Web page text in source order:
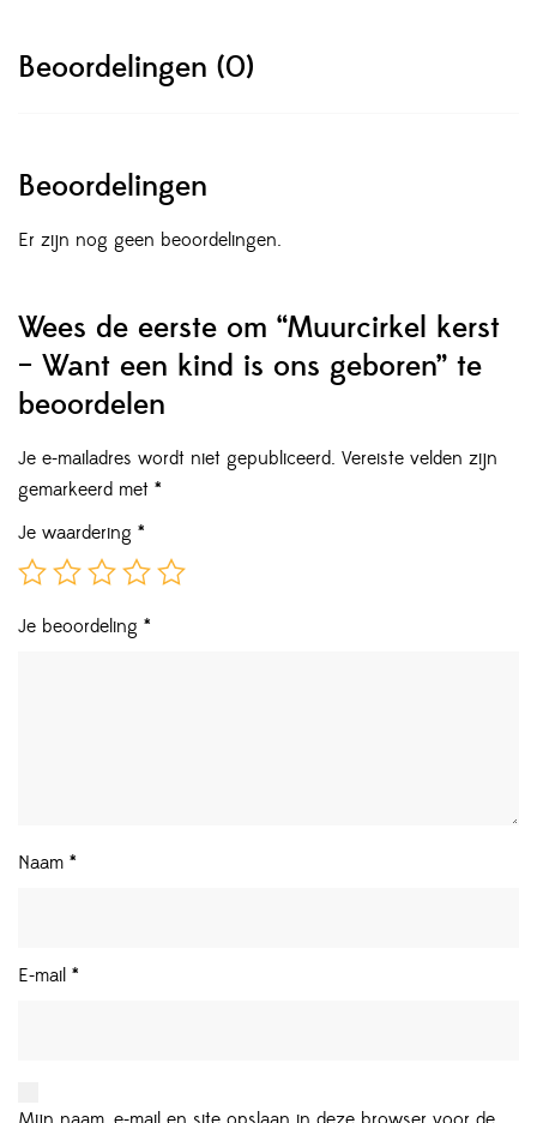
Beoordelingen (0)
Beoordelingen
Er zijn nog geen beoordelingen.
Wees de eerste om “Muurcirkel kerst
– Want een kind is ons geboren” te
beoordelen
Je e-mailadres wordt niet gepubliceerd. Vereiste velden zijn
gemarkeerd met *
Je waardering *
Je beoordeling *
Naam *
E-mail *